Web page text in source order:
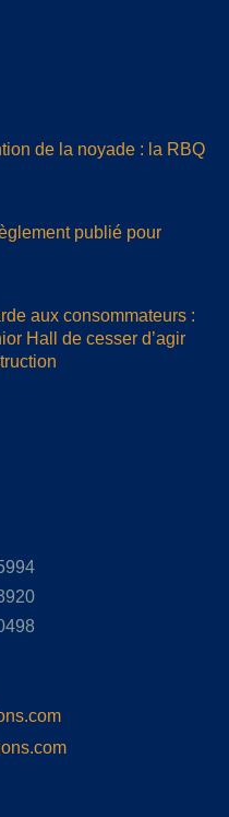
de la noyade : la RBQ
publié pour
aux consommateurs :
Hall de cesser d’agir